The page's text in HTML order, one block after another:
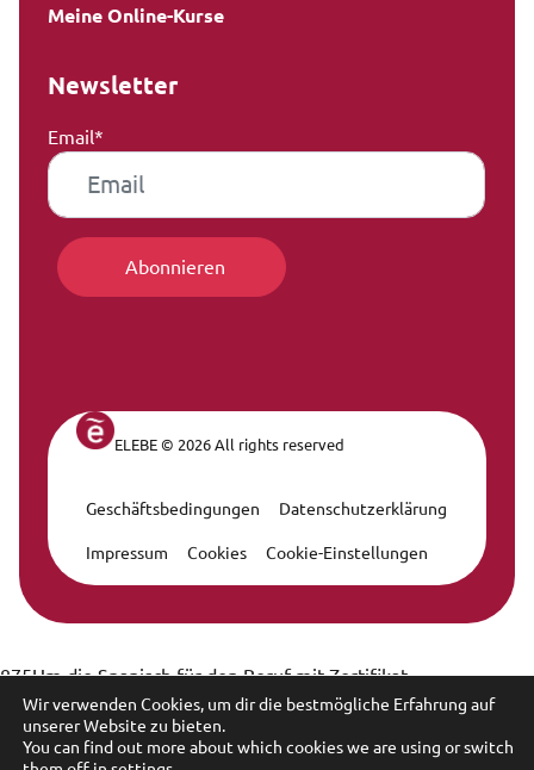
Meine Online-Kurse
Newsletter
Email*
ELEBE © 2026 All rights reserved
Geschäftsbedingungen Datenschutzerklärung
Impressum Cookies Cookie-Einstellungen
Wir verwenden Cookies, um dir die bestmögliche Erfahrung auf
unserer Website zu bieten.
You can find out more about which cookies we are using or switch
875Um die Spanisch für den Beruf mit Zertifikat -
Weiterbildungszeit in elebe zu machen, oder wählen Sie die,
die Ihnen am besten gefällt.